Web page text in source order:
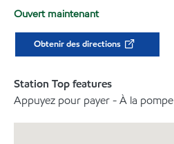
Ouvert maintenant
Obtenir des directions
Station Top features
Appuyez pour payer - À la pompe